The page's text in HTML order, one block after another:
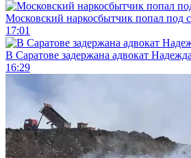
Московский наркосбытчик попал под
17:01
В Саратове задержана адвокат
16:29